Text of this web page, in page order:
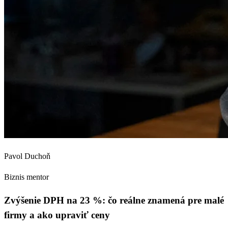
Pavol Duchoň
Biznis mentor
Zvýšenie DPH na 23 %: čo reálne znamená pre malé
firmy a ako upraviť ceny